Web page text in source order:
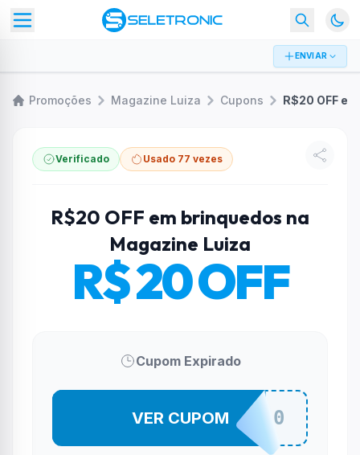
ENVIAR
Promoções Magazine Luiza Cupons
Verificado Usado 77 vezes
R$20 OFF em brinquedos na
Magazine Luiza
R$ 20 OFF
Cupom Expirado
BRINQUEDO20
VER CUPOM